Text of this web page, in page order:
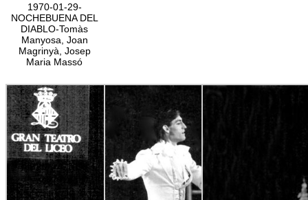
1970-01-29-
NOCHEBUENA DEL
DIABLO-Tomàs
Manyosa, Joan
Magrinyà, Josep
Maria Massó